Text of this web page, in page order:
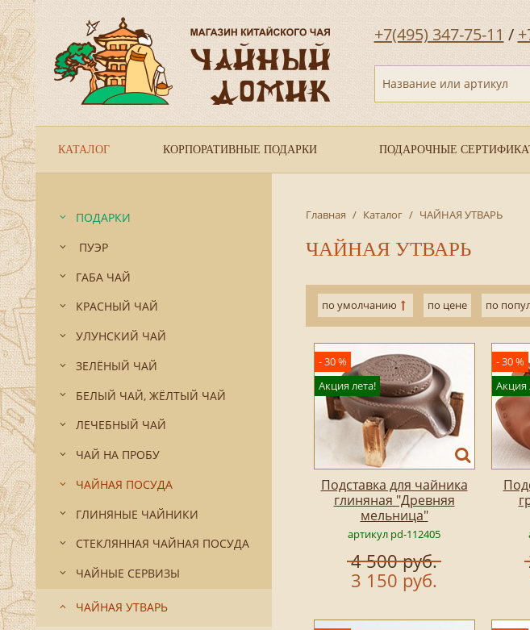
+7(495) 347-75-11 /
Название или артикул
КАТАЛОГ КОРПОРАТИВНЫЕ ПОДАРКИ ПОДАРОЧНЫЕ
ПОДАРКИ
ПУЭР
ГАБА ЧАЙ
КРАСНЫЙ ЧАЙ
УЛУНСКИЙ ЧАЙ
ЗЕЛЁНЫЙ ЧАЙ
БЕЛЫЙ ЧАЙ, ЖЁЛТЫЙ ЧАЙ
ЛЕЧЕБНЫЙ ЧАЙ
ЧАЙ НА ПРОБУ
ЧАЙНАЯ ПОСУДА
ГЛИНЯНЫЕ ЧАЙНИКИ
СТЕКЛЯННАЯ ЧАЙНАЯ ПОСУДА
ЧАЙНЫЕ СЕРВИЗЫ
ЧАЙНАЯ УТВАРЬ
Главная / Каталог / ЧАЙНАЯ УТВАРЬ
ЧАЙНАЯ УТВАРЬ
по умолчанию по цене по
- 30 %
Акция лета!
Подставка для чайника
глиняная "Древняя
мельница"
артикул pd-112405
4 500 руб.
3 150 руб.
- 30 %
Акция